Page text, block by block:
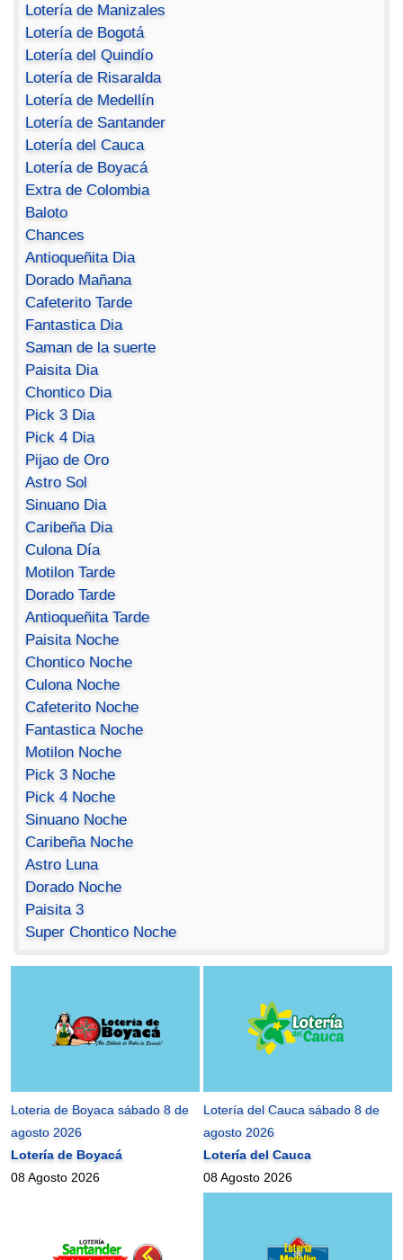
Lotería de Manizales
Lotería de Bogotá
Lotería del Quindío
Lotería de Risaralda
Lotería de Medellín
Lotería de Santander
Lotería del Cauca
Lotería de Boyacá
Extra de Colombia
Baloto
Chances
Antioqueñita Dia
Dorado Mañana
Cafeterito Tarde
Fantastica Dia
Saman de la suerte
Paisita Dia
Chontico Dia
Pick 3 Dia
Pick 4 Dia
Pijao de Oro
Astro Sol
Sinuano Dia
Caribeña Dia
Culona Día
Motilon Tarde
Dorado Tarde
Antioqueñita Tarde
Paisita Noche
Chontico Noche
Culona Noche
Cafeterito Noche
Fantastica Noche
Motilon Noche
Pick 3 Noche
Pick 4 Noche
Sinuano Noche
Caribeña Noche
Astro Luna
Dorado Noche
Paisita 3
Super Chontico Noche
Loteria de Boyaca sábado 8 de
agosto 2026
Lotería de Boyacá
08 Agosto 2026
Lotería del Cauca sábado 8 de
agosto 2026
Lotería del Cauca
08 Agosto 2026